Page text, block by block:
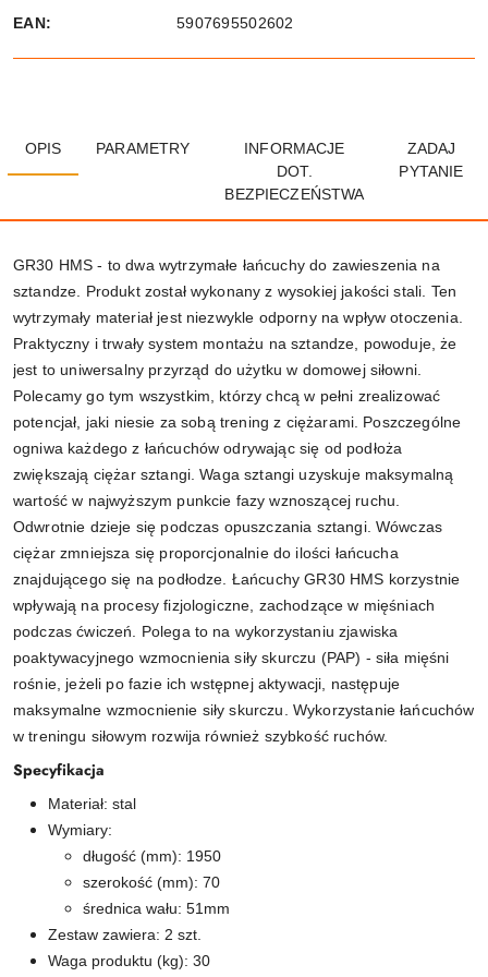
EAN: 5907695502602
OPIS PARAMETRY
INFORMACJE
DOT.
BEZPIECZEŃSTWA
ZADAJ
PYTANIE
GR30 HMS - to dwa wytrzymałe łańcuchy do zawieszenia na
sztandze. Produkt został wykonany z wysokiej jakości stali. Ten
wytrzymały materiał jest niezwykle odporny na wpływ otoczenia.
Praktyczny i trwały system montażu na sztandze, powoduje, że
jest to uniwersalny przyrząd do użytku w domowej siłowni.
Polecamy go tym wszystkim, którzy chcą w pełni zrealizować
potencjał, jaki niesie za sobą trening z ciężarami. Poszczególne
ogniwa każdego z łańcuchów odrywając się od podłoża
zwiększają ciężar sztangi. Waga sztangi uzyskuje maksymalną
wartość w najwyższym punkcie fazy wznoszącej ruchu.
Odwrotnie dzieje się podczas opuszczania sztangi. Wówczas
ciężar zmniejsza się proporcjonalnie do ilości łańcucha
znajdującego się na podłodze. Łańcuchy GR30 HMS korzystnie
wpływają na procesy fizjologiczne, zachodzące w mięśniach
podczas ćwiczeń. Polega to na wykorzystaniu zjawiska
poaktywacyjnego wzmocnienia siły skurczu (PAP) - siła mięśni
rośnie, jeżeli po fazie ich wstępnej aktywacji, następuje
maksymalne wzmocnienie siły skurczu. Wykorzystanie łańcuchów
w treningu siłowym rozwija również szybkość ruchów.
Specyfikacja
Materiał: stal
Wymiary:
długość (mm): 1950
szerokość (mm): 70
średnica wału: 51mm
Zestaw zawiera: 2 szt.
Waga produktu (kg): 30